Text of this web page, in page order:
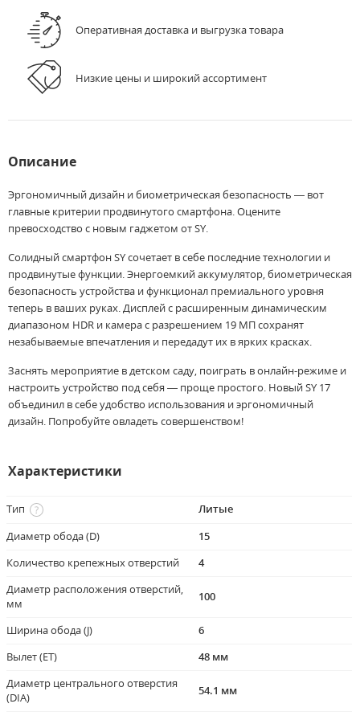
Оперативная доставка и выгрузка товара
Низкие цены и широкий ассортимент
Описание
Эргономичный дизайн и биометрическая безопасность — вот
главные критерии продвинутого смартфона. Оцените
превосходство с новым гаджетом от SY.
Солидный смартфон SY сочетает в себе последние технологии и
продвинутые функции. Энергоемкий аккумулятор, биометрическая
безопасность устройства и функционал премиального уровня
теперь в ваших руках. Дисплей с расширенным динамическим
диапазоном HDR и камера с разрешением 19 МП сохранят
незабываемые впечатления и передадут их в ярких красках.
Заснять мероприятие в детском саду, поиграть в онлайн-режиме и
настроить устройство под себя — проще простого. Новый SY 17
объединил в себе удобство использования и эргономичный
дизайн. Попробуйте овладеть совершенством!
Характеристики
Тип
Литые
Диаметр обода (D)
15
Количество крепежных отверстий
4
Диаметр расположения отверстий,
мм
100
Ширина обода (J)
6
Вылет (ET)
48 мм
Диаметр центрального отверстия
(DIA)
54.1 мм